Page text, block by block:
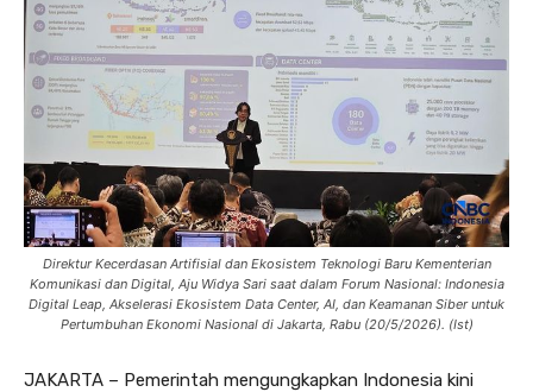
Direktur Kecerdasan Artifisial dan Ekosistem Teknologi Baru Kementerian
Komunikasi dan Digital, Aju Widya Sari saat dalam Forum Nasional: Indonesia
Digital Leap, Akselerasi Ekosistem Data Center, AI, dan Keamanan Siber untuk
Pertumbuhan Ekonomi Nasional di Jakarta, Rabu (20/5/2026). (Ist)
JAKARTA – Pemerintah mengungkapkan Indonesia kini